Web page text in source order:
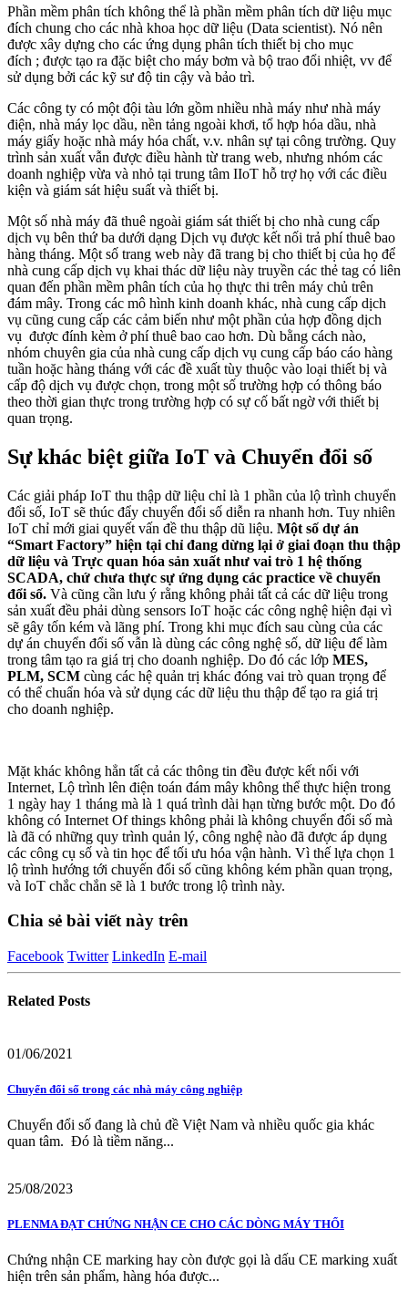
Phần mềm phân tích không thể là phần mềm phân tích dữ liệu mục
đích chung cho các nhà khoa học dữ liệu (Data scientist). Nó nên
được xây dựng cho các ứng dụng phân tích thiết bị cho mục
đích ; được tạo ra đặc biệt cho máy bơm và bộ trao đổi nhiệt, vv để
sử dụng bởi các kỹ sư độ tin cậy và bảo trì.
Các công ty có một đội tàu lớn gồm nhiều nhà máy như nhà máy
điện, nhà máy lọc dầu, nền tảng ngoài khơi, tổ hợp hóa dầu, nhà
máy giấy hoặc nhà máy hóa chất, v.v. nhân sự tại công trường. Quy
trình sản xuất vẫn được điều hành từ trang web, nhưng nhóm các
doanh nghiệp vừa và nhỏ tại trung tâm IIoT hỗ trợ họ với các điều
kiện và giám sát hiệu suất và thiết bị.
Một số nhà máy đã thuê ngoài giám sát thiết bị cho nhà cung cấp
dịch vụ bên thứ ba dưới dạng Dịch vụ được kết nối trả phí thuê bao
hàng tháng. Một số trang web này đã trang bị cho thiết bị của họ để
nhà cung cấp dịch vụ khai thác dữ liệu này truyền các thẻ tag có liên
quan đến phần mềm phân tích của họ thực thi trên máy chủ trên
đám mây. Trong các mô hình kinh doanh khác, nhà cung cấp dịch
vụ cũng cung cấp các cảm biến như một phần của hợp đồng dịch
vụ được đính kèm ở phí thuê bao cao hơn. Dù bằng cách nào,
nhóm chuyên gia của nhà cung cấp dịch vụ cung cấp báo cáo hàng
tuần hoặc hàng tháng với các đề xuất tùy thuộc vào loại thiết bị và
cấp độ dịch vụ được chọn, trong một số trường hợp có thông báo
theo thời gian thực trong trường hợp có sự cố bất ngờ với thiết bị
quan trọng.
Sự khác biệt giữa IoT và Chuyển đổi số
Các giải pháp IoT thu thập dữ liệu chỉ là 1 phần của lộ trình chuyển
đổi số, IoT sẽ thúc đẩy chuyển đổi số diễn ra nhanh hơn. Tuy nhiên
IoT chỉ mới giai quyết vấn đề thu thập dũ liệu. Một số dự án
“Smart Factory” hiện tại chỉ đang dừng lại ở giai đoạn thu thập
dữ liệu và Trực quan hóa sản xuất như vai trò 1 hệ thống
SCADA, chứ chưa thực sự ứng dụng các practice về chuyển
đổi số. Và cũng cần lưu ý rằng không phải tất cả các dữ liệu trong
sản xuất đều phải dùng sensors IoT hoặc các công nghệ hiện đại vì
sẽ gây tốn kém và lãng phí. Trong khi mục đích sau cùng của các
dự án chuyển đổi số vẫn là dùng các công nghệ số, dữ liệu để làm
trong tâm tạo ra giá trị cho doanh nghiệp. Do đó các lớp MES,
PLM, SCM cùng các hệ quản trị khác đóng vai trò quan trọng để
có thể chuẩn hóa và sử dụng các dữ liệu thu thập để tạo ra giá trị
cho doanh nghiệp.
Mặt khác không hẳn tất cả các thông tin đều được kết nối với
Internet, Lộ trình lên điện toán đám mây không thể thực hiện trong
1 ngày hay 1 tháng mà là 1 quá trình dài hạn từng bước một. Do đó
không có Internet Of things không phải là không chuyển đổi số mà
là đã có những quy trình quản lý, công nghệ nào đã được áp dụng
các công cụ số và tin học để tối ưu hóa vận hành. Vì thế lựa chọn 1
lộ trình hướng tới chuyến đổi số cũng không kém phần quan trọng,
và IoT chắc chắn sẽ là 1 bước trong lộ trình này.
Chia sẻ bài viết này trên
Facebook Twitter LinkedIn E-mail
Related Posts
01/06/2021
Chuyển đổi số trong các nhà máy công nghiệp
Chuyển đổi số đang là chủ đề Việt Nam và nhiều quốc gia khác
quan tâm. Đó là tiềm năng...
25/08/2023
PLENMA ĐẠT CHỨNG NHẬN CE CHO CÁC DÒNG MÁY THỔI
Chứng nhận CE marking hay còn được gọi là dấu CE marking xuất
hiện trên sản phẩm, hàng hóa được...